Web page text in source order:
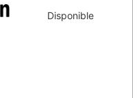
Disponible